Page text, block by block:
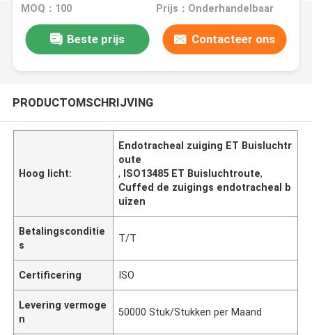
MOQ：100 Prijs：Onderhandelbaar
Beste prijs Contacteer ons
PRODUCTOMSCHRIJVING
Hoog licht:
Endotracheal zuiging ET Buisluchtr
oute
, ISO13485 ET Buisluchtroute,
Cuffed de zuigings endotracheal b
uizen
Betalingsconditie
s
T/T
Certificering ISO
Levering vermoge
n
50000 Stuk/Stukken per Maand